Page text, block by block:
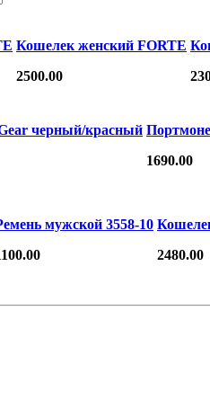
Кошелек женский FORTE
2500.00
черный/красный
1690.00
мужской 3558-10
2480.00